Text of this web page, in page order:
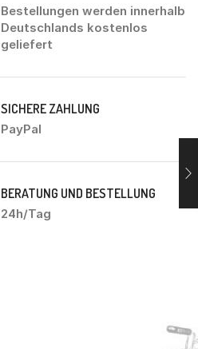
Bestellungen werden innerhalb
Deutschlands kostenlos
geliefert
SICHERE ZAHLUNG
PayPal
BERATUNG UND BESTELLUNG
24h/Tag